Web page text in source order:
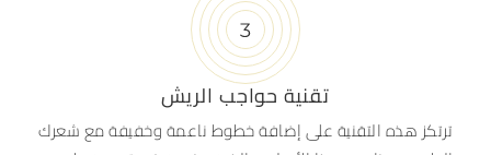
تقنية حواجب الريش
ترتكز هذه التقنية على إضافة خطوط ناعمة وخفيفة مع شعرك